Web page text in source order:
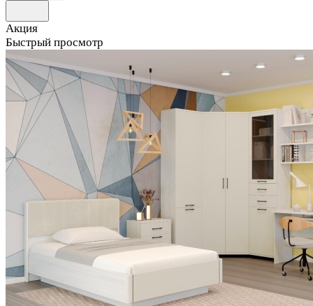
Акция
Быстрый просмотр